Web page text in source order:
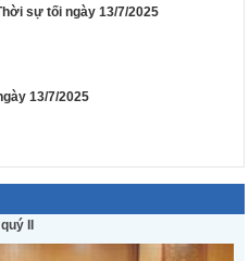
sự tối ngày 13/7/2025
13/7/2025
II